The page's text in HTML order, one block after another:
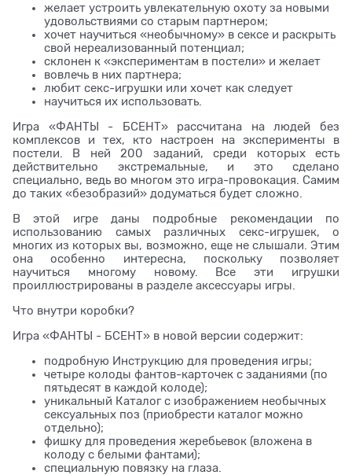
желает устроить увлекательную охоту за новыми
удовольствиями со старым партнером;
хочет научиться «необычному» в сексе и раскрыть
свой нереализованный потенциал;
склонен к «экспериментам в постели» и желает
вовлечь в них партнера;
любит секс-игрушки или хочет как следует
научиться их использовать.
Игра «ФАНТЫ - БСЕНТ» рассчитана на людей без
комплексов и тех, кто настроен на эксперименты в
постели. В ней 200 заданий, среди которых есть
действительно экстремальные, и это сделано
специально, ведь во многом это игра-провокация. Самим
до таких «безобразий» додуматься будет сложно.
В этой игре даны подробные рекомендации по
использованию самых различных секс-игрушек, о
многих из которых вы, возможно, еще не слышали. Этим
она особенно интересна, поскольку позволяет
научиться многому новому. Все эти игрушки
проиллюстрированы в разделе аксессуары игры.
Что внутри коробки?
Игра «ФАНТЫ - БСЕНТ» в новой версии содержит:
подробную Инструкцию для проведения игры;
четыре колоды фантов-карточек с заданиями (по
пятьдесят в каждой колоде);
уникальный Каталог с изображением необычных
сексуальных поз (приобрести каталог можно
отдельно);
фишку для проведения жеребьевок (вложена в
колоду с белыми фантами);
специальную повязку на глаза.